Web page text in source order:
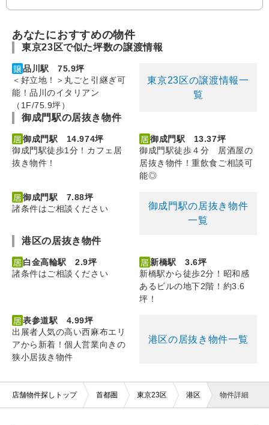
あなたにおすすめの物件
東京23区で似た坪数の譲渡情報
品川駅 75.9坪
＜好立地！＞丸ごと引継ぎ可
能！品川のイタリアン
（1F/75.9坪）
東京23区の譲渡情報一
覧
御成門駅の居抜き物件
御成門駅 14.974坪
御成門駅徒歩1分！カフェ居
抜き物件！
御成門駅 13.37坪
御成門駅徒歩４分 居酒屋の
居抜き物件！重飲食ご相談可
能◎
御成門駅 7.88坪
諸条件はご相談ください
御成門駅の居抜き物件
一覧
港区の居抜き物件
白金高輪駅 2.9坪
諸条件はご相談ください
新橋駅 3.6坪
新橋駅から徒歩2分！昭和感
あるビルの地下2階！約3.6
坪！
表参道駅 4.99坪
出展者人気の高い西麻布エリ
アから新着！個人営業向きの
狭小居抜き物件
港区の居抜き物件一覧
店舗物件探しトップ 首都圏 東京23区 港区 物件詳細